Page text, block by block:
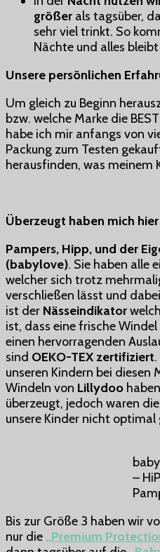
größer als tagsüber,
sehr viel trinkt. So
Nächte und alles
Unsere persönlichen
Um gleich zu Beginn
bzw. welche Marke die
habe ich mir anfangs von
Packung zum Testen
herausfinden, was meinem
Überzeugt haben mich
Pampers, Hipp, und der
(babylove). Sie haben alle
welcher sich trotz
verschließen lässt und
ist der Nässeindikator
ist, dass eine frische
einen hervorragenden
sind OEKO-TEX zertifiziert
unseren Kindern bei diesen
Windeln von Lillydoo
überzeugt, jedoch waren
unsere Kinder nicht optimal
–
Bis zur Größe 3 haben wir
nur die „Premium